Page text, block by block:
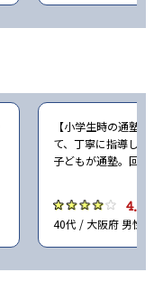
【小学生時の通塾
て、丁寧に指導し
子どもが通塾。回
4.0
40代 / 大阪府 男性